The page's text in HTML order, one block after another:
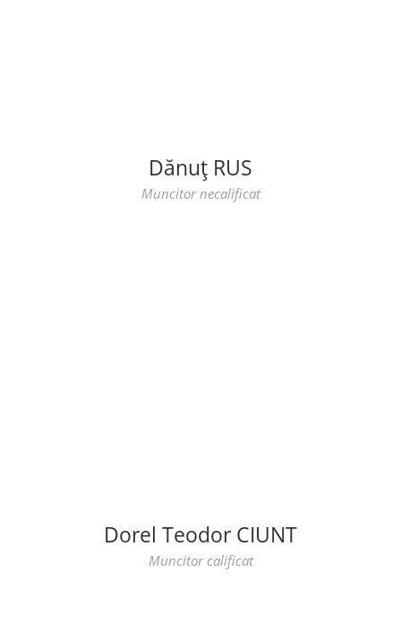
Dănuț RUS
Muncitor necalificat
Dorel Teodor CIUNT
Muncitor calificat